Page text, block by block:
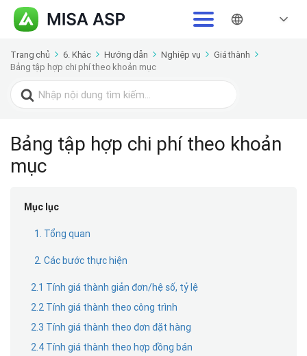
Trang chủ 6. Khác Hướng dẫn Nghiệp vụ
Giá thành
Bảng tập hợp chi phí theo khoản mục
Search
for:
Bảng tập hợp chi phí theo khoản
mục
Mục lục
1. Tổng quan
2. Các bước thực hiện
2.1 Tính giá thành giản đơn/hệ số, tỷ lệ
2.2 Tính giá thành theo công trình
2.3 Tính giá thành theo đơn đặt hàng
2.4 Tính giá thành theo hợp đồng bán